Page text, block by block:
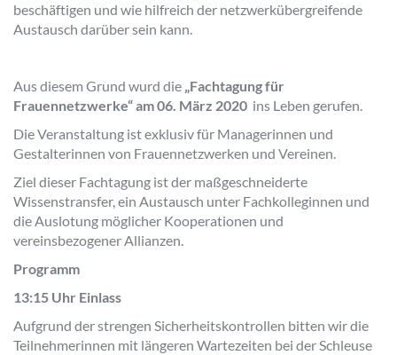
beschäftigen und wie hilfreich der netzwerkübergreifende
Austausch darüber sein kann.
Aus diesem Grund wurd die „Fachtagung für
Frauennetzwerke“ am 06. März 2020 ins Leben gerufen.
Die Veranstaltung ist exklusiv für Managerinnen und
Gestalterinnen von Frauennetzwerken und Vereinen.
Ziel dieser Fachtagung ist der maßgeschneiderte
Wissenstransfer, ein Austausch unter Fachkolleginnen und
die Auslotung möglicher Kooperationen und
vereinsbezogener Allianzen.
Programm
13:15 Uhr Einlass
Aufgrund der strengen Sicherheitskontrollen bitten wir die
Teilnehmerinnen mit längeren Wartezeiten bei der Schleuse